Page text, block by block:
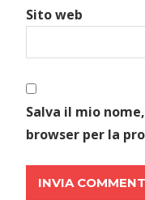
Sito web
Salva il mio
browser per la